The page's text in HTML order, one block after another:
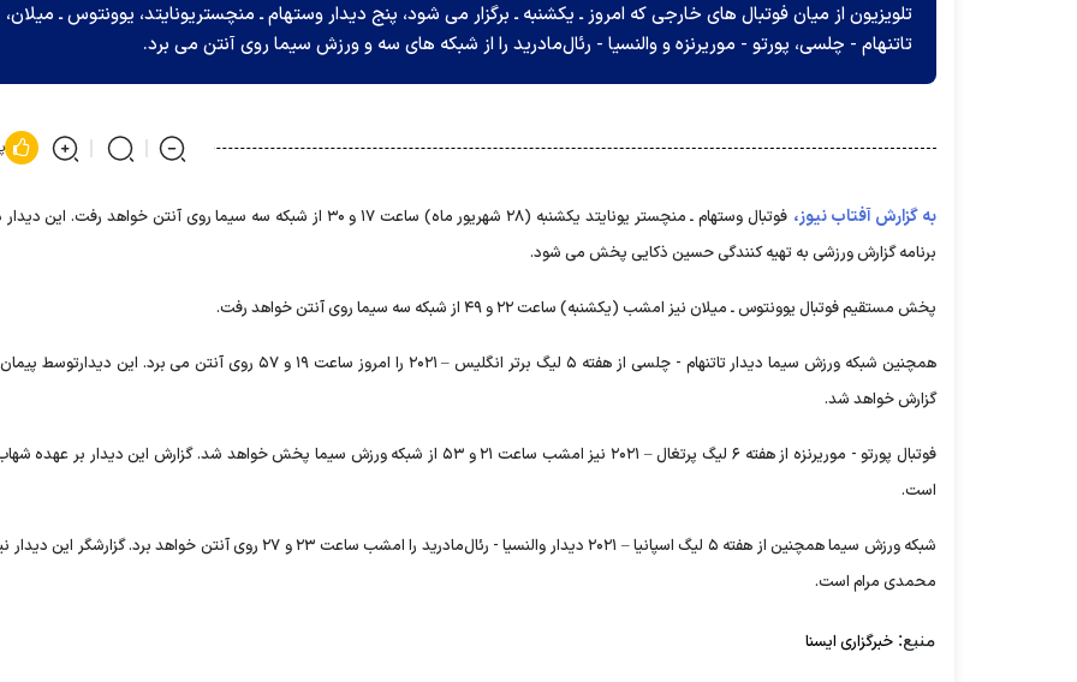
تلویزیون از میان فوتبال های خارجی که امروز ـ یکشنبه ـ برگزار می شود، پنج دیدار وستهام ـ منچستریونایتد، یوونتوس ـ میلان،
تاتنهام - چلسی، پورتو - موریرنزه و والنسیا - رئال‌مادرید را از شبکه های سه و ورزش سیما روی آنتن می برد.
به گزارش آفتاب نیوز،
فوتبال وستهام ـ منچستر یونایتد یکشنبه (۲۸ شهریور ماه) ساعت ۱۷ و ۳۰ از شبکه سه سیما روی آنتن خواهد رفت.
برنامه گزارش ورزشی به تهیه کنندگی حسین ذکایی پخش می شود.
پخش مستقیم فوتبال یوونتوس ـ میلان نیز امشب (یکشنبه) ساعت ۲۲ و ۴۹ از شبکه سه سیما روی آنتن خواهد رفت.
همچنین شبکه ورزش سیما دیدار تاتنهام - چلسی از هفته ۵ لیگ برتر انگلیس – ۲۰۲۱ را امروز ساعت ۱۹ و ۵۷ روی آنتن می برد.
گزارش خواهد شد.
فوتبال پورتو - موریرنزه از هفته ۶ لیگ پرتغال – ۲۰۲۱ نیز امشب ساعت ۲۱ و ۵۳ از شبکه ورزش سیما پخش خواهد شد. گزارش این دیدار بر
است.
شبکه ورزش سیما همچنین از هفته ۵ لیگ اسپانیا – ۲۰۲۱ دیدار والنسیا - رئال‌مادرید را امشب ساعت ۲۳ و ۲۷ روی آنتن خواهد برد.
محمدی مرام است.
منبع: خبرگزاری ایسنا